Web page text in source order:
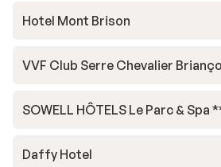
Hotel Mont Brison
VVF Club Serre Chevalier
SOWELL HÔTELS Le Parc & Spa
Daffy Hotel